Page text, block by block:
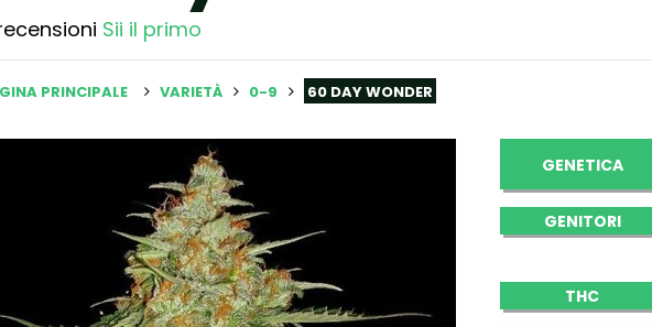
Sii il primo
PRINCIPALE VARIETÀ 0-9 60 DAY WONDER
GENETICA
GENITORI
THC